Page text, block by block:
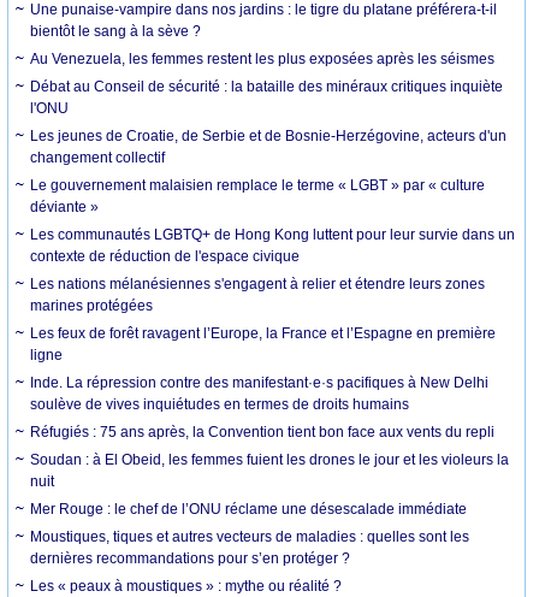
Une punaise-vampire dans nos jardins : le tigre du platane préférera-t-il
bientôt le sang à la sève ?
Au Venezuela, les femmes restent les plus exposées après les séismes
Débat au Conseil de sécurité : la bataille des minéraux critiques inquiète
l'ONU
Les jeunes de Croatie, de Serbie et de Bosnie-Herzégovine, acteurs d'un
changement collectif
Le gouvernement malaisien remplace le terme « LGBT » par « culture
déviante »
Les communautés LGBTQ+ de Hong Kong luttent pour leur survie dans un
contexte de réduction de l'espace civique
Les nations mélanésiennes s'engagent à relier et étendre leurs zones
marines protégées
Les feux de forêt ravagent l’Europe, la France et l’Espagne en première
ligne
Inde. La répression contre des manifestant·e·s pacifiques à New Delhi
soulève de vives inquiétudes en termes de droits humains
Réfugiés : 75 ans après, la Convention tient bon face aux vents du repli
Soudan : à El Obeid, les femmes fuient les drones le jour et les violeurs la
nuit
Mer Rouge : le chef de l’ONU réclame une désescalade immédiate
Moustiques, tiques et autres vecteurs de maladies : quelles sont les
dernières recommandations pour s’en protéger ?
Les « peaux à moustiques » : mythe ou réalité ?